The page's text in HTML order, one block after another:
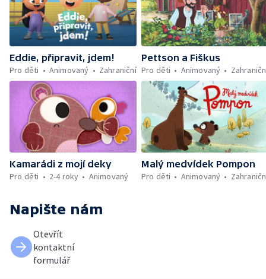
Eddie, připravit, jdem!
Pro děti
Animovaný Zahraniční
Pettson a Fiškus
Pro děti
Animovaný
Kamarádi z mojí deky
Pro děti
2-4 roky Animovaný
Malý medvídek Pompon
Pro děti
Animovaný
Napište nám
Otevřít
kontaktní
formulář